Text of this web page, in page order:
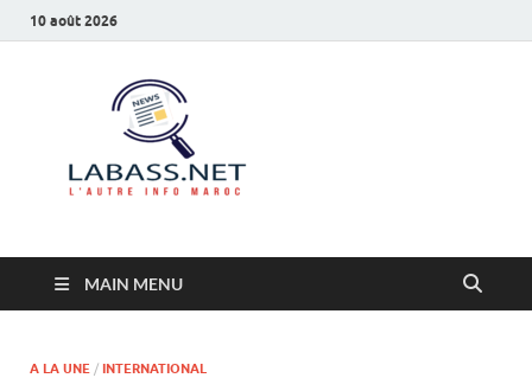
10 août 2026
MAIN MENU
A LA UNE / INTERNATIONAL